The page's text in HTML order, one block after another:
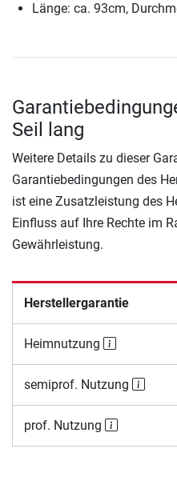
Länge: ca. 93cm,
Seil lang
Weitere Details zu dieser
Garantiebedingungen des
ist eine Zusatzleistung des
Einfluss auf Ihre Rechte im
Gewährleistung.
Herstellergarantie
Heimnutzung
semiprof. Nutzung
prof. Nutzung